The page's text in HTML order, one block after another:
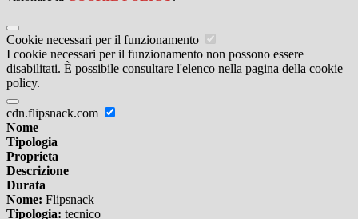
Cookie necessari per il funzionamento
I cookie necessari per il funzionamento non possono essere
disabilitati. È possibile consultare l'elenco nella pagina della cookie
policy.
cdn.flipsnack.com
Nome
Tipologia
Proprieta
Descrizione
Durata
Nome: Flipsnack
Tipologia: tecnico